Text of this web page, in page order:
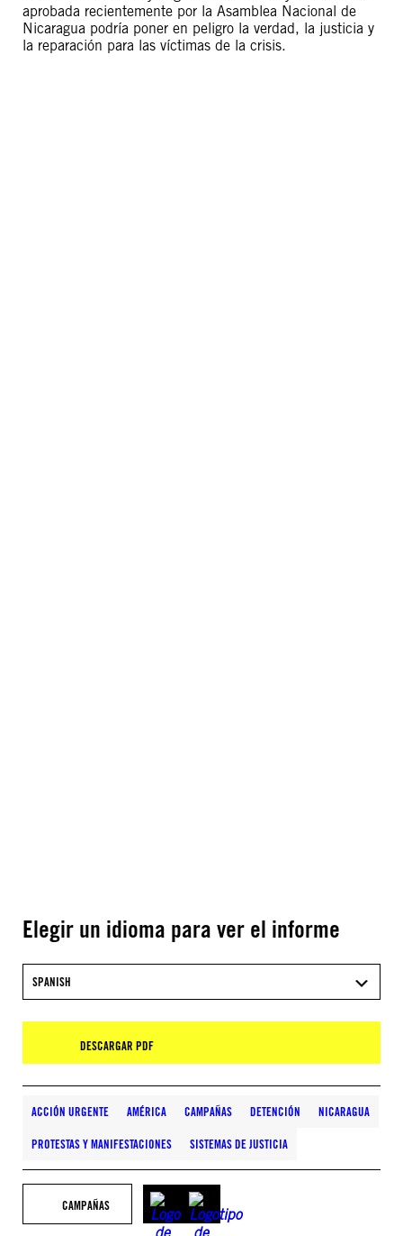
aprobada recientemente por la Asamblea Nacional de
Nicaragua podría poner en peligro la verdad, la justicia y
la reparación para las víctimas de la crisis.
Elegir un idioma para ver el informe
SPANISH
DESCARGAR PDF
ACCIÓN URGENTE AMÉRICA CAMPAÑAS DETENCIÓN NICARAGUA
PROTESTAS Y MANIFESTACIONES SISTEMAS DE JUSTICIA
CAMPAÑAS